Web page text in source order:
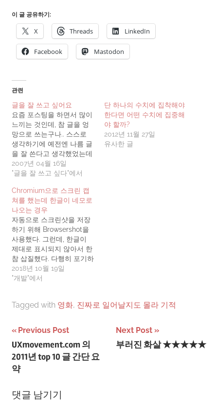
이 글 공유하기:
X Threads LinkedIn
Facebook Mastodon
관련
글을 잘 쓰고 싶어요
요즘 포스팅을 하면서 많이
느끼는 것인데, 참 글을 엉
망으로 쓰는구나.. 스스로
생각하기에 예전엔 나름 글
을 잘 쓴다고 생각했었는데
말이죠.. 여러 블로거들의
재치있는 표현으로 가득한
말 군더더기 하나 없는 논문
들을 보면서, 전문적인 내용
도 읽기 편하게 전개해나가
는 책들을 보면서, '글을 잘
쓰고 싶다'는 생각을 자주
하게 됩니다. 특히나 '말'과…
2007년 04월 16일
"글을 잘 쓰고 싶다"에서
단 하나의 수치에 집착해야
한다면 어떤 수치에 집중해
야 할까?
2012년 11월 27일
유사한 글
Chromium으로 스크린 캡
쳐를 했는데 한글이 네모로
나오는 경우
자동으로 스크린샷을 저장
하기 위해 Browsershot을
사용했다. 그런데, 한글이
제대로 표시되지 않아서 한
참 삽질했다. 다행히 포기하
기 직전에 기적적으로 해결
방법을 발견했다. 원래는 일
인데, 답변자가 친절하게도
줬다. 결론은 ttf-unfonts-
sudo apt-get install ttf-
unfonts-core
2018년 10월 19일
"개발"에서
Tagged with 영화, 진짜로 일어날지도 몰라 기적
글
탐
색
Previous Post
UXmovement.com 의
2011년 top 10 글 간단 요
약
Next Post
부러진 화살 ★★★★★
댓글 남기기